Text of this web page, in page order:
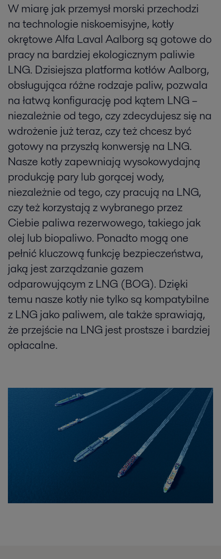
W miarę jak przemysł morski przechodzi
na technologie niskoemisyjne, kotły
okrętowe Alfa Laval Aalborg są gotowe do
pracy na bardziej ekologicznym paliwie
LNG. Dzisiejsza platforma kotłów Aalborg,
obsługująca różne rodzaje paliw, pozwala
na łatwą konfigurację pod kątem LNG –
niezależnie od tego, czy zdecydujesz się na
wdrożenie już teraz, czy też chcesz być
gotowy na przyszłą konwersję na LNG.
Nasze kotły zapewniają wysokowydajną
produkcję pary lub gorącej wody,
niezależnie od tego, czy pracują na LNG,
czy też korzystają z wybranego przez
Ciebie paliwa rezerwowego, takiego jak
olej lub biopaliwo. Ponadto mogą one
pełnić kluczową funkcję bezpieczeństwa,
jaką jest zarządzanie gazem
odparowującym z LNG (BOG). Dzięki
temu nasze kotły nie tylko są kompatybilne
z LNG jako paliwem, ale także sprawiają,
że przejście na LNG jest prostsze i bardziej
opłacalne.